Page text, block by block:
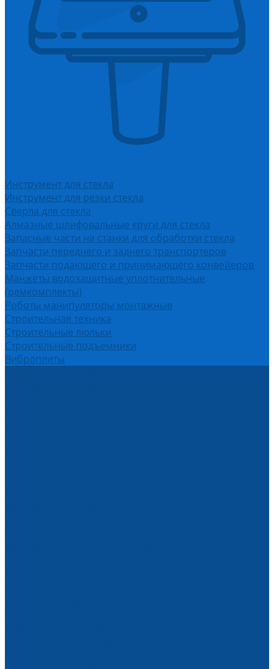
Инструмент для стекла
Инструмент для резки стекла
Сверла для стекла
Алмазные шлифовальные круги для стекла
Запасные части на станки для обработки стекла
Запчасти переднего и заднего транспортеров
Запчасти подающего и принимающего конвейеров
Манжеты водозащитные уплотнительные
(ремкомплекты)
Роботы манипуляторы монтажные
Строительная техника
Строительные люльки
Строительные подъемники
Виброплиты